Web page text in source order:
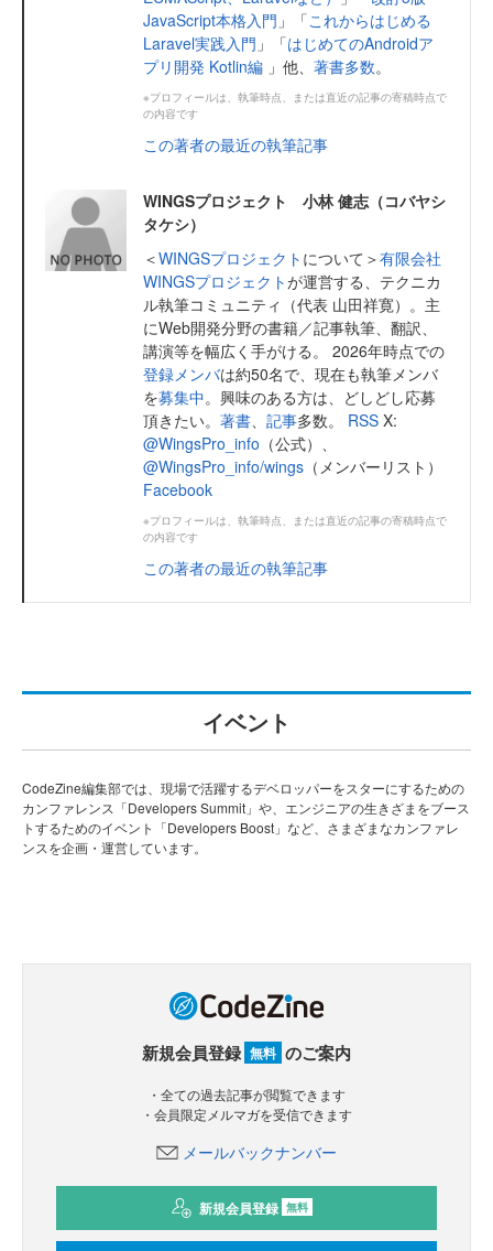
JavaScript本格入門 」「これからはじめる
Laravel実践入門 」「はじめてのAndroidア
プリ開発 Kotlin編 」他、 著書多数。
※プロフィールは、執筆時点、または直近の記事の寄稿時点で
の内容です
この著者の最近の執筆記事
WINGSプロジェクト 小林 健志（コバヤシ
タケシ）
＜WINGSプロジェクト について＞有限会社
WINGSプロジェクトが運営する、テクニカ
ル執筆コミュニティ（代表 山田祥寛）。主
にWeb開発分野の書籍／記事執筆、翻訳、
講演等を幅広く手がける。 2026年時点での
登録メンバは約50名で、現在も執筆メンバ
を募集中。興味のある方は、どしどし応募
頂きたい。 著書、 記事多数。 RSS X:
@WingsPro_info （公式）、
@WingsPro_info/wings （メンバーリスト）
Facebook
※プロフィールは、執筆時点、または直近の記事の寄稿時点で
の内容です
この著者の最近の執筆記事
イベント
CodeZine編集部では、現場で活躍するデベロッパーをスターにするための
カンファレンス「Developers Summit」や、エンジニアの生きざまをブース
トするためのイベント「Developers Boost」など、さまざまなカンファレ
ンスを企画・運営しています。